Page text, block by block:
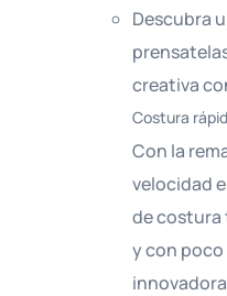
Descubra
creativa
Costura
Con la
velocidad
de costura
y con